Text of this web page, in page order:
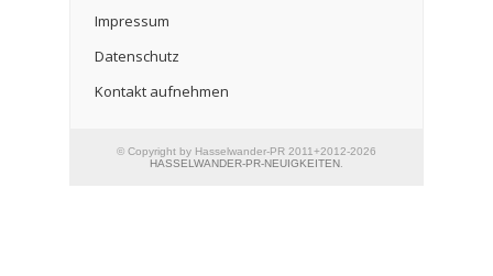
Impressum
Datenschutz
Kontakt aufnehmen
© Copyright by Hasselwander-PR 2011+2012-2026
HASSELWANDER-PR-NEUIGKEITEN.